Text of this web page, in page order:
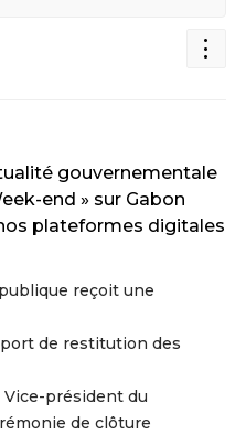
gouvernementale
end » sur Gabon
plateformes digitales
reçoit une
de restitution des
Vice-président du
de clôture